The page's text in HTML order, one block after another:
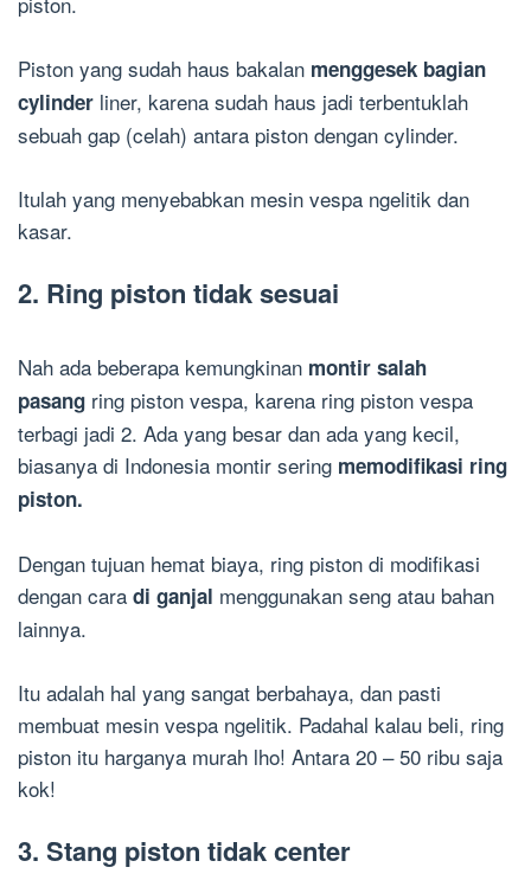
Piston yang sudah haus bakalan menggesek bagian
cylinder liner, karena sudah haus jadi terbentuklah
sebuah gap (celah) antara piston dengan cylinder.
Itulah yang menyebabkan mesin vespa ngelitik dan
kasar.
2. Ring piston tidak sesuai
Nah ada beberapa kemungkinan montir salah
pasang ring piston vespa, karena ring piston vespa
terbagi jadi 2. Ada yang besar dan ada yang kecil,
biasanya di Indonesia montir sering memodifikasi ring
piston.
Dengan tujuan hemat biaya, ring piston di modifikasi
dengan cara di ganjal menggunakan seng atau bahan
lainnya.
Itu adalah hal yang sangat berbahaya, dan pasti
membuat mesin vespa ngelitik. Padahal kalau beli, ring
piston itu harganya murah lho! Antara 20 – 50 ribu saja
kok!
3. Stang piston tidak center